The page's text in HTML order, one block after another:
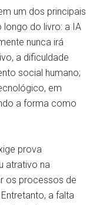
um dos principais
longo do livro: a IA
nunca irá
a dificuldade
social humano;
em
a forma como
prova
atrativo na
os processos de
a falta